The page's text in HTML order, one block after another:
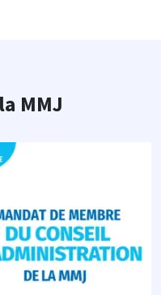
MMJ